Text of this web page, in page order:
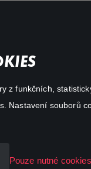
funkčních,
Nastavení souborů
Pouze nutné cookies